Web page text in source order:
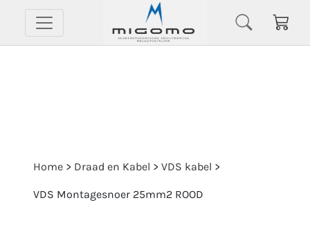
Home > Draad en Kabel > VDS kabel >
VDS Montagesnoer 25mm2 ROOD